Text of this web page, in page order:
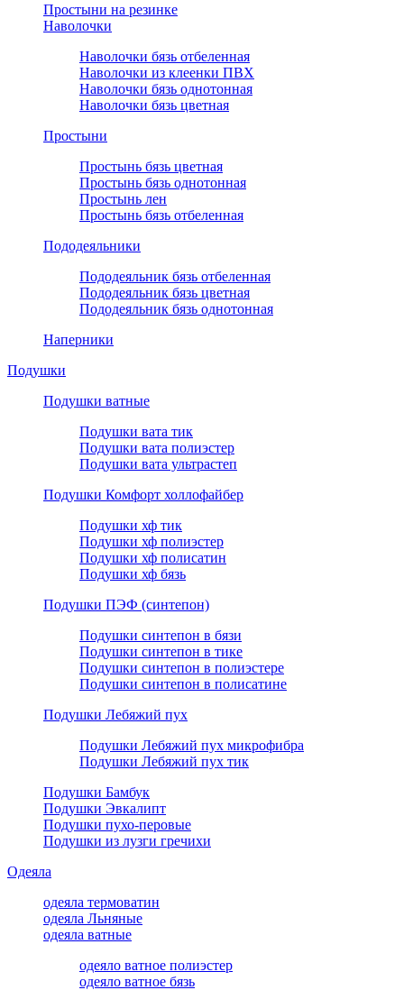
Простыни на резинке
Наволочки
Наволочки бязь отбеленная
Наволочки из клеенки ПВХ
Наволочки бязь однотонная
Наволочки бязь цветная
Простыни
Простынь бязь цветная
Простынь бязь однотонная
Простынь лен
Простынь бязь отбеленная
Пододеяльники
Пододеяльник бязь отбеленная
Пододеяльник бязь цветная
Пододеяльник бязь однотонная
Наперники
Подушки
Подушки ватные
Подушки вата тик
Подушки вата полиэстер
Подушки вата ультрастеп
Подушки Комфорт холлофайбер
Подушки хф тик
Подушки хф полиэстер
Подушки хф полисатин
Подушки хф бязь
Подушки ПЭФ (синтепон)
Подушки синтепон в бязи
Подушки синтепон в тике
Подушки синтепон в полиэстере
Подушки синтепон в полисатине
Подушки Лебяжий пух
Подушки Лебяжий пух микрофибра
Подушки Лебяжий пух тик
Подушки Бамбук
Подушки Эвкалипт
Подушки пухо-перовые
Подушки из лузги гречихи
Одеяла
одеяла термоватин
одеяла Льняные
одеяла ватные
одеяло ватное полиэстер
одеяло ватное бязь